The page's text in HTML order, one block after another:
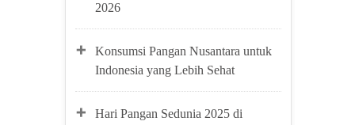
2026
Konsumsi Pangan Nusantara untuk
Indonesia yang Lebih Sehat
Hari Pangan Sedunia 2025 di